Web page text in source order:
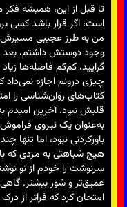
تا قبل از این، همیشه
است، اگر قرار باشد کسی
من به طرز عجیبی مسیرش
وجود دوستش داشتم،
گرایید، کم‌کم فاصله‌ها
چیزی درونم اجازه نمی‌داد
کتاب‌های روان‌شناسی را
قلبش نبود. آخرین امیدم
به‌عنوان یک نیروی
باورکردنی نبود، اما
هیچ شباهتی به مردی که
سرنوشت را خودم از نو
عمیق‌تر و شور بیشتر. گاهی
امتحان کرد که فراتر از